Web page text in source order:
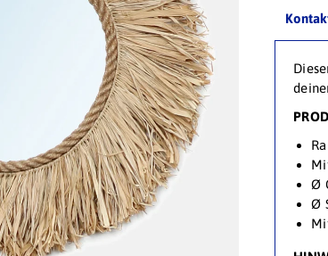
Ø
Ø